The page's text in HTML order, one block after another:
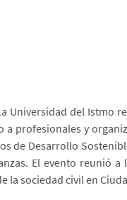
Universidad del Istmo
a profesionales y
de Desarrollo
El evento reunió a
la sociedad civil en